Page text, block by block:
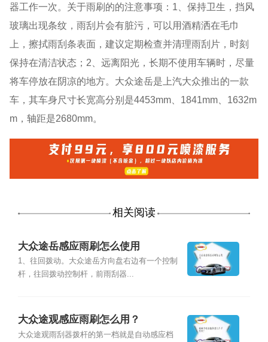
器工作一次。关于雨刷的的注意事项：1、保持卫生，挡风
玻璃出现条纹，雨刮片会有脏污，可以用酒精洒在毛巾
上，擦拭雨刮条表面，建议定期检查并清理雨刮片，时刻
保持在清洁状态；2、远离阳光，长期不使用车辆时，尽量
将车停放在阴凉的地方。大众途岳是上汽大众推出的一款
车，其车身尺寸长宽高分别是4453mm、1841mm、1632m
m，轴距是2680mm。
相关阅读
大众途岳感应雨刷怎么使用
1、往回拨动。大众途岳方向盘右边有一个控制
杆，往回拨动控制杆，前雨刮器...
大众途观感应雨刷怎么用？
大众途观雨刮器拨杆的第一档就是自动感应档